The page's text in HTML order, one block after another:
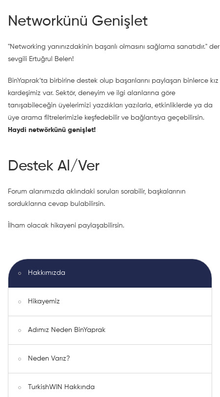
Hakkımızda
Hikayemiz
Adımız Neden BinYaprak
Neden Varız?
TurkishWIN Hakkında
Networkünü Genişlet
"Networking yanınızdakinin başarılı olmasını sağlama sanatıdır." der
sevgili Ertuğrul Belen!
BinYaprak’ta birbirine destek olup başarılarını paylaşan binlerce kız
kardeşimiz var. Sektör, deneyim ve ilgi alanlarına göre
tanışabileceğin üyelerimizi yazdıkları yazılarla, etkinliklerde ya da
üye arama filtrelerimizle keşfedebilir ve bağlantıya geçebilirsin.
Haydi netwörkünü genişlet!
Destek Al/Ver
Forum alanımızda aklındaki soruları sorabilir, başkalarının
sorduklarına cevap bulabilirsin.
İlham olacak hikayeni paylaşabilirsin.